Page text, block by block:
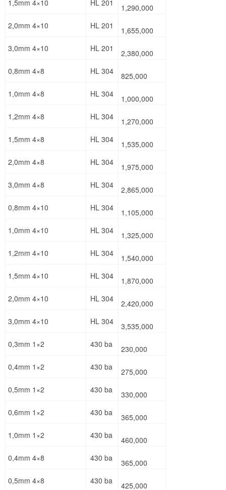
1,5mm 4×10
HL 201
1,290,000
2,0mm 4×10
HL 201
1,655,000
3,0mm 4×10
HL 201
2,380,000
0,8mm 4×8
HL 304
825,000
1,0mm 4×8
HL 304
1,000,000
1,2mm 4×8
HL 304
1,270,000
1,5mm 4×8
HL 304
1,535,000
2,0mm 4×8
HL 304
1,975,000
3,0mm 4×8
HL 304
2,865,000
0,8mm 4×10
HL 304
1,105,000
1,0mm 4×10
HL 304
1,325,000
1,2mm 4×10
HL 304
1,540,000
1,5mm 4×10
HL 304
1,870,000
2,0mm 4×10
HL 304
2,420,000
3,0mm 4×10
HL 304
3,535,000
0,3mm 1×2
430 ba
230,000
0,4mm 1×2
430 ba
275,000
0,5mm 1×2
430 ba
330,000
0,6mm 1×2
430 ba
365,000
1,0mm 1×2
430 ba
460,000
0,4mm 4×8
430 ba
365,000
0,5mm 4×8
430 ba
425,000